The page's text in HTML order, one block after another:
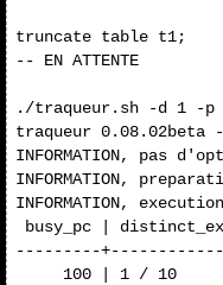
truncate table t1;
-- EN ATTENTE
./traqueur.sh -d 1 -p
traqueur 0.08.02beta
INFORMATION, pas
INFORMATION,
INFORMATION,
busy_pc |
---------
100 | 1 / 10